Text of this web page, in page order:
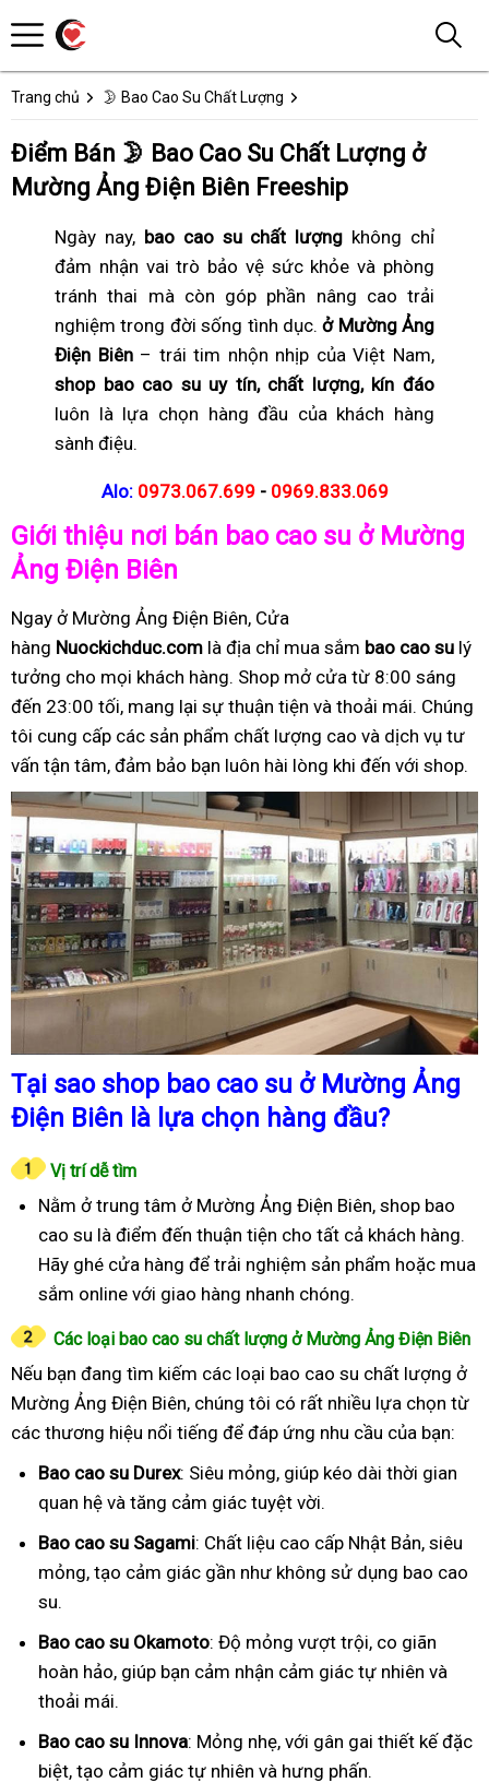
Trang chủ 🌛 Bao Cao Su Chất Lượng
Điểm Bán 🌛 Bao Cao Su Chất Lượng ở
Mường Ảng Điện Biên Freeship
Ngày nay, bao cao su chất lượng không chỉ
đảm nhận vai trò bảo vệ sức khỏe và phòng
tránh thai mà còn góp phần nâng cao trải
nghiệm trong đời sống tình dục. ở Mường Ảng
Điện Biên– trái tim nhộn nhịp của Việt Nam,
shop bao cao su uy tín, chất lượng, kín đáo
luôn là lựa chọn hàng đầu của khách hàng
sành điệu.
Alo: 0973.067.699 - 0969.833.069
Giới thiệu nơi bán bao cao su ở Mường
Ảng Điện Biên
Ngay ở Mường Ảng Điện Biên, Cửa
hàng Nuockichduc.com là địa chỉ mua sắm bao cao su lý
tưởng cho mọi khách hàng. Shop mở cửa từ 8:00 sáng
đến 23:00 tối, mang lại sự thuận tiện và thoải mái. Chúng
tôi cung cấp các sản phẩm chất lượng cao và dịch vụ tư
vấn tận tâm, đảm bảo bạn luôn hài lòng khi đến với shop.
Tại sao shop bao cao su ở Mường Ảng
Điện Biên là lựa chọn hàng đầu?
Vị trí dễ tìm
Nằm ở trung tâm ở Mường Ảng Điện Biên, shop bao
cao su là điểm đến thuận tiện cho tất cả khách hàng.
Hãy ghé cửa hàng để trải nghiệm sản phẩm hoặc mua
sắm online với giao hàng nhanh chóng.
Các loại bao cao su chất lượng ở Mường Ảng Điện Biên
Nếu bạn đang tìm kiếm các loại bao cao su chất lượng ở
Mường Ảng Điện Biên, chúng tôi có rất nhiều lựa chọn từ
các thương hiệu nổi tiếng để đáp ứng nhu cầu của bạn:
Bao cao su Durex: Siêu mỏng, giúp kéo dài thời gian
quan hệ và tăng cảm giác tuyệt vời.
Bao cao su Sagami: Chất liệu cao cấp Nhật Bản, siêu
mỏng, tạo cảm giác gần như không sử dụng bao cao
su.
Bao cao su Okamoto: Độ mỏng vượt trội, co giãn
hoàn hảo, giúp bạn cảm nhận cảm giác tự nhiên và
thoải mái.
Bao cao su Innova: Mỏng nhẹ, với gân gai thiết kế đặc
biệt, tạo cảm giác tự nhiên và hưng phấn.